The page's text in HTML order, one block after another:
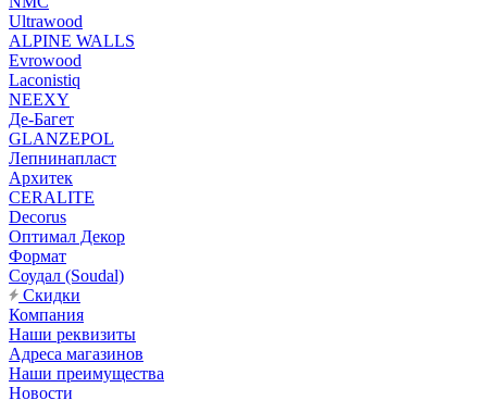
Ultrawood
ALPINE WALLS
Evrowood
Laconistiq
NEEXY
Де-Багет
GLANZEPOL
Лепнинапласт
Архитек
CERALITE
Decorus
Оптимал Декор
Формат
Соудал (Soudal)
Скидки
Компания
Наши реквизиты
Адреса магазинов
Наши преимущества
Новости